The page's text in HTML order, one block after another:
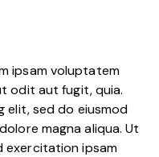
ipsam voluptatem
odit aut fugit, quia.
elit, sed do eiusmod
magna aliqua. Ut
exercitation ipsam